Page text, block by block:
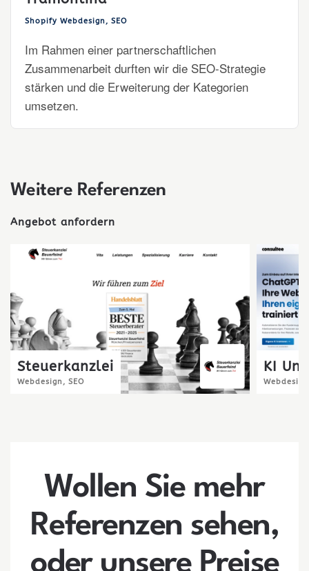
Shopify Webdesign, SEO
Im Rahmen einer partnerschaftlichen
Zusammenarbeit durften wir die SEO-Strategie
stärken und die Erweiterung der Kategorien
umsetzen.
Weitere Referenzen
Angebot anfordern
Steuerkanzlei
Webdesign, SEO
KI
Wollen Sie mehr
Referenzen sehen,
oder unsere Preise